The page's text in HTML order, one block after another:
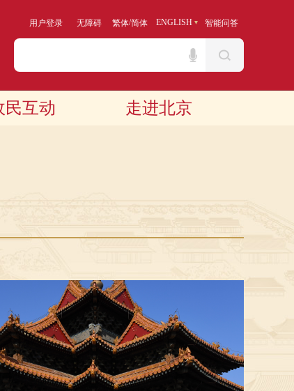
用户登录 无障碍 繁体/简体 ENGLISH 智能问答
民互动 走进北京